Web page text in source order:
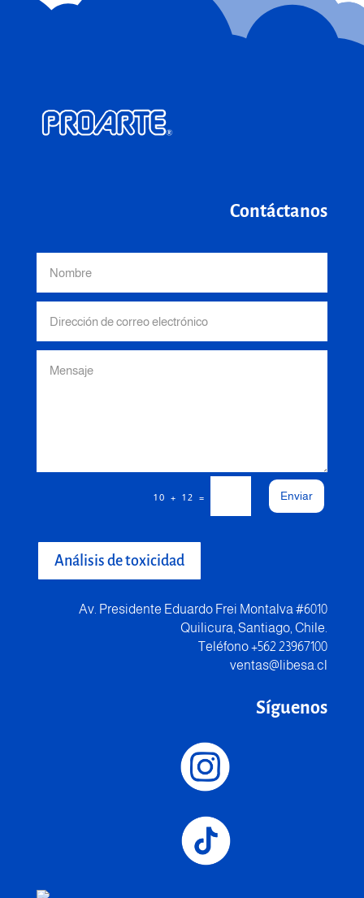
Contáctanos
10 + 12 = Enviar
Análisis de toxicidad
Av. Presidente Eduardo Frei Montalva #6010
Quilicura, Santiago, Chile.
Teléfono +562 23967100
ventas@libesa.cl
Síguenos